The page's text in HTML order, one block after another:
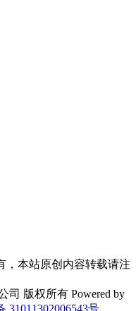
，本站原创内容转载请注
司 版权所有 Powered by
31011302006543号